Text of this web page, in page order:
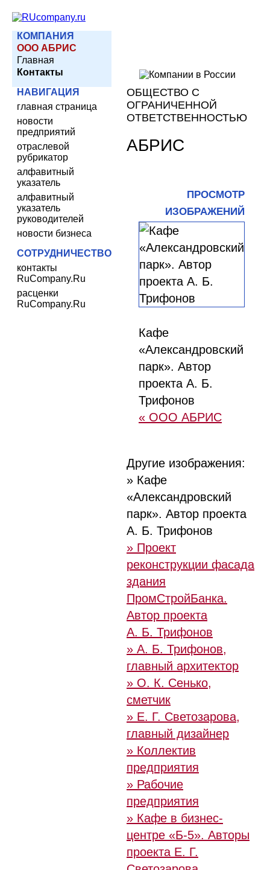
КОМПАНИЯ
ООО АБРИС
Главная
Контакты
НАВИГАЦИЯ
главная страница
новости
предприятий
отраслевой
рубрикатор
алфавитный
указатель
алфавитный
указатель
руководителей
новости бизнеса
СОТРУДНИЧЕСТВО
контакты
RuCompany.Ru
расценки
RuCompany.Ru
ОБЩЕСТВО С
ОГРАНИЧЕННОЙ
ОТВЕТСТВЕННОСТЬЮ
АБРИС
ПРОСМОТР
ИЗОБРАЖЕНИЙ
Кафе
«Александровский
парк». Автор
проекта А. Б.
Трифонов
« ООО АБРИС
Другие изображения:
» Кафе
«Александровский
парк». Автор проекта
А. Б. Трифонов
» Проект
реконструкции фасада
здания
ПромСтройБанка.
Автор проекта
А. Б. Трифонов
» А. Б. Трифонов,
главный архитектор
» О. К. Сенько,
сметчик
» Е. Г. Светозарова,
главный дизайнер
» Коллектив
предприятия
» Рабочие
предприятия
» Кафе в бизнес-
центре «Б-5». Авторы
проекта Е. Г.